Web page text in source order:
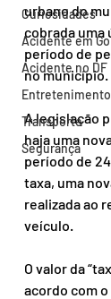
Curiosidades
Acidente em
Acidente no DF
Entretenimento
Transporte
Segurança
urbano do
cobrada uma
período de
no município.
A legislação
haja uma
período de
taxa, uma
realizada ao
veículo.
O valor da
acordo com